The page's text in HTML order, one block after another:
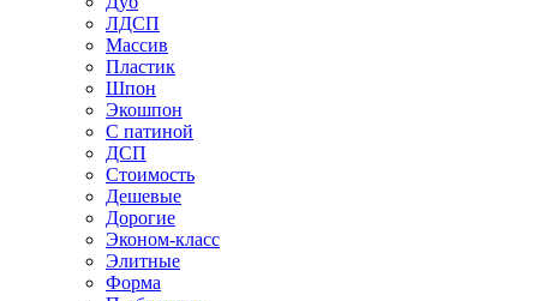
ЛДСП
Массив
Пластик
Шпон
Экошпон
С патиной
ДСП
Стоимость
Дешевые
Дорогие
Эконом-класс
Элитные
Форма